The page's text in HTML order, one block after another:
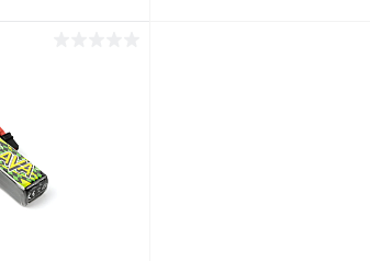
Сравнение